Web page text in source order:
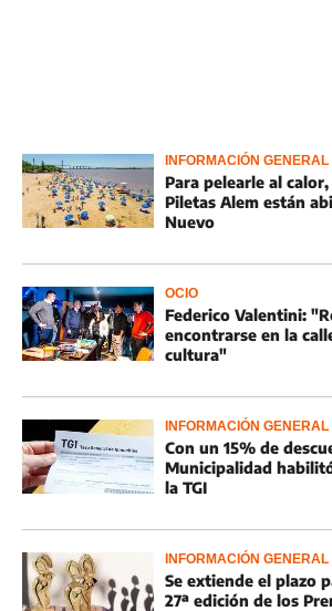
INFORMACIÓN GENERAL
Para pelearle al
Piletas Alem están
Nuevo
OCIO
Federico Valentini:
encontrarse en la
cultura"
INFORMACIÓN GENERAL
Con un 15% de
Municipalidad
la TGI
INFORMACIÓN GENERAL
Se extiende el plazo
27ª edición de los